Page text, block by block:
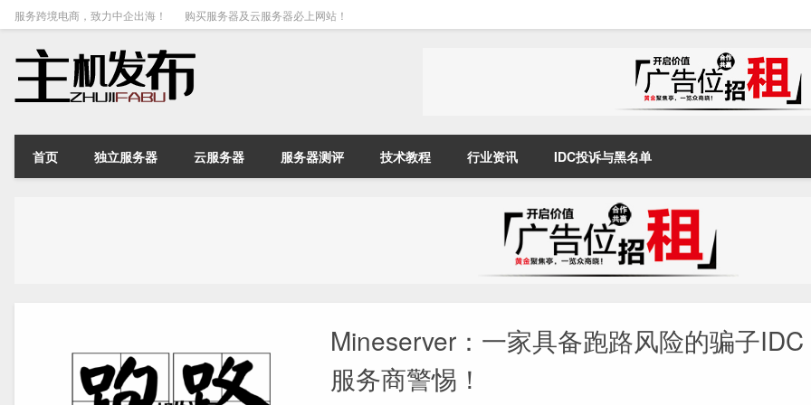
服务跨境电商，致力中企出海！ 购买服务器及云服务器必上网站！
首页 独立服务器 云服务器 服务器测评 技术教程 行业资讯 IDC投诉与黑名单
Mineserver：一家具备跑路风险的骗子
服务商警惕！